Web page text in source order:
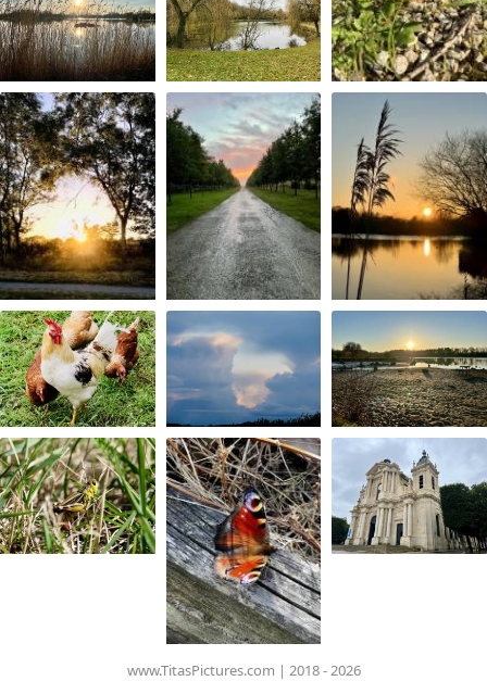
www.TitasPictures.com | 2018 - 2026